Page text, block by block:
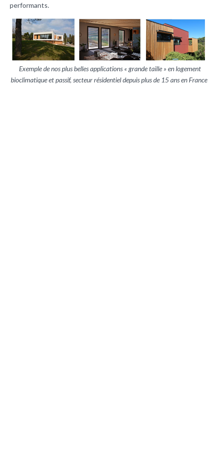
performants.
Exemple de nos plus belles applications « grande taille » en logement
bioclimatique et passif, secteur résidentiel depuis plus de 15 ans en France